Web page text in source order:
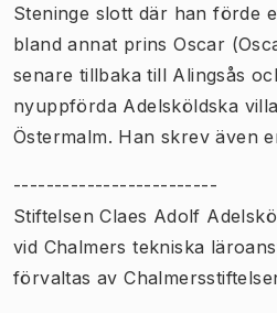
Steninge slott där han förde
bland annat prins Oscar
senare tillbaka till Alingsås
nyuppförda Adelsköldska
Östermalm. Han skrev även
-------------------------
Stiftelsen Claes Adolf
vid Chalmers tekniska
förvaltas av